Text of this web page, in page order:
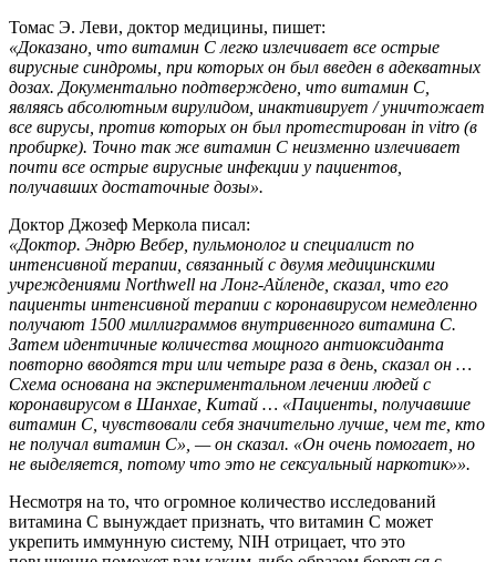
Томас Э. Леви, доктор медицины, пишет:
«Доказано, что витамин С легко излечивает все острые
вирусные синдромы, при которых он был введен в адекватных
дозах. Документально подтверждено, что витамин С,
являясь абсолютным вирулидом, инактивирует / уничтожает
все вирусы, против которых он был протестирован in vitro (в
пробирке). Точно так же витамин С неизменно излечивает
почти все острые вирусные инфекции у пациентов,
получавших достаточные дозы».
Доктор Джозеф Меркола писал:
«Доктор. Эндрю Вебер, пульмонолог и специалист по
интенсивной терапии, связанный с двумя медицинскими
учреждениями Northwell на Лонг-Айленде, сказал, что его
пациенты интенсивной терапии с коронавирусом немедленно
получают 1500 миллиграммов внутривенного витамина С.
Затем идентичные количества мощного антиоксиданта
повторно вводятся три или четыре раза в день, сказал он …
Схема основана на экспериментальном лечении людей с
коронавирусом в Шанхае, Китай … «Пациенты, получавшие
витамин С, чувствовали себя значительно лучше, чем те, кто
не получал витамин С», — он сказал. «Он очень помогает, но
не выделяется, потому что это не сексуальный наркотик»».
Несмотря на то, что огромное количество исследований
витамина C вынуждает признать, что витамин C может
укрепить иммунную систему, NIH отрицает, что это